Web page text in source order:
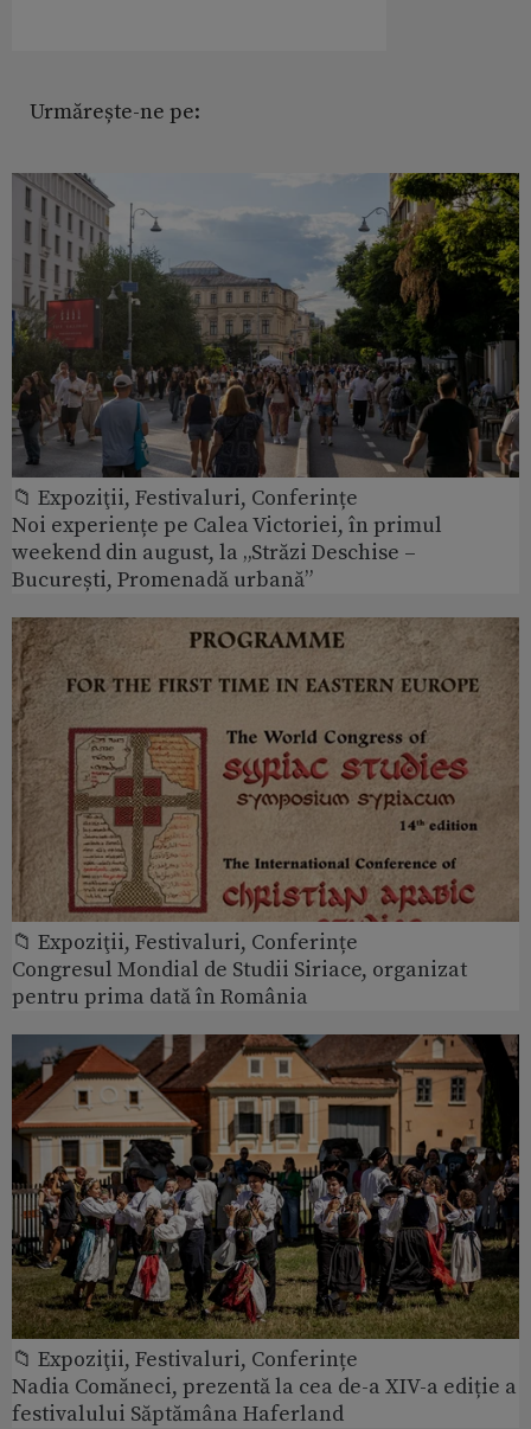
Urmărește-ne pe:
📁 Expoziţii, Festivaluri, Conferințe
Noi experiențe pe Calea Victoriei, în primul
weekend din august, la „Străzi Deschise –
București, Promenadă urbană”
📁 Expoziţii, Festivaluri, Conferințe
Congresul Mondial de Studii Siriace, organizat
pentru prima dată în România
📁 Expoziţii, Festivaluri, Conferințe
Nadia Comăneci, prezentă la cea de-a XIV-a ediție a
festivalului Săptămâna Haferland